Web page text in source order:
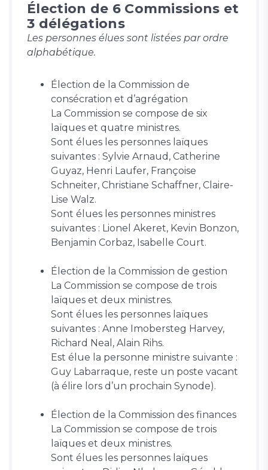
Élection de 6 Commissions et
3 délégations
Les personnes élues sont listées par ordre
alphabétique.
Élection de la Commission de
consécration et d’agrégation
La Commission se compose de six
laïques et quatre ministres.
Sont élues les personnes laïques
suivantes : Sylvie Arnaud, Catherine
Guyaz, Henri Laufer, Françoise
Schneiter, Christiane Schaffner, Claire-
Lise Walz.
Sont élues les personnes ministres
suivantes : Lionel Akeret, Kevin Bonzon,
Benjamin Corbaz, Isabelle Court.
Élection de la Commission de gestion
La Commission se compose de trois
laïques et deux ministres.
Sont élues les personnes laïques
suivantes : Anne Imobersteg Harvey,
Richard Neal, Alain Rihs.
Est élue la personne ministre suivante :
Guy Labarraque, reste un poste vacant
(à élire lors d’un prochain Synode).
Élection de la Commission des finances
La Commission se compose de trois
laïques et deux ministres.
Sont élues les personnes laïques